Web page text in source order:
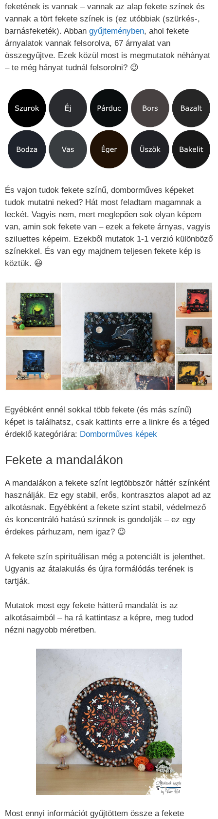
feketének is vannak – vannak az alap fekete színek és
vannak a tört fekete színek is (ez utóbbiak (szürkés-,
barnásfeketék). Abban gyűjteményben, ahol fekete
árnyalatok vannak felsorolva, 67 árnyalat van
összegyűjtve. Ezek közül most is megmutatok néhányat
– te még hányat tudnál felsorolni? 😉
És vajon tudok fekete színű, domborműves képeket
tudok mutatni neked? Hát most feladtam magamnak a
leckét. Vagyis nem, mert meglepően sok olyan képem
van, amin sok fekete van – ezek a fekete árnyas, vagyis
sziluettes képeim. Ezekből mutatok 1-1 verzió különböző
színekkel. És van egy majdnem teljesen fekete kép is
köztük. 😃
Egyébként ennél sokkal több fekete (és más színű)
képet is találhatsz, csak kattints erre a linkre és a téged
érdeklő kategóriára: Domborműves képek
Fekete a mandalákon
A mandalákon a fekete színt legtöbbször háttér színként
használják. Ez egy stabil, erős, kontrasztos alapot ad az
alkotásnak. Egyébként a fekete színt stabil, védelmező
és koncentráló hatású színnek is gondolják – ez egy
érdekes párhuzam, nem igaz? 😉
A fekete szín spirituálisan még a potenciált is jelenthet.
Ugyanis az átalakulás és újra formálódás terének is
tartják.
Mutatok most egy fekete hátterű mandalát is az
alkotásaimból – ha rá kattintasz a képre, meg tudod
nézni nagyobb méretben.
Most ennyi információt gyűjtöttem össze a fekete